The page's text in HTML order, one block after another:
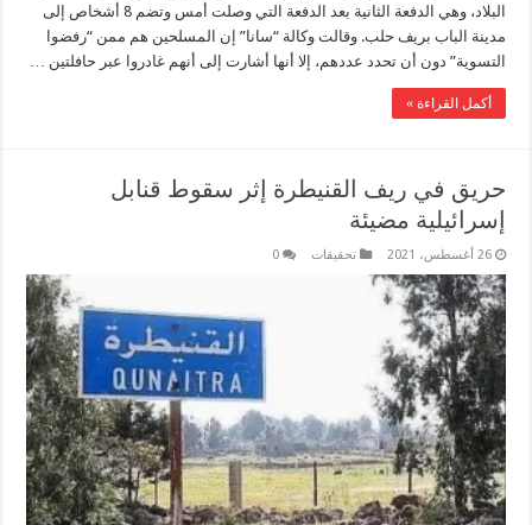
البلاد، وهي الدفعة الثانية بعد الدفعة التي وصلت أمس وتضم 8 أشخاص إلى
مدينة الباب بريف حلب. وقالت وكالة “سانا” إن المسلحين هم ممن “رفضوا
التسوية” دون أن تحدد عددهم، إلا أنها أشارت إلى أنهم غادروا عبر حافلتين …
أكمل القراءة »
حريق في ريف القنيطرة إثر سقوط قنابل
إسرائيلية مضيئة
26 أغسطس، 2021 تحقيقات 0